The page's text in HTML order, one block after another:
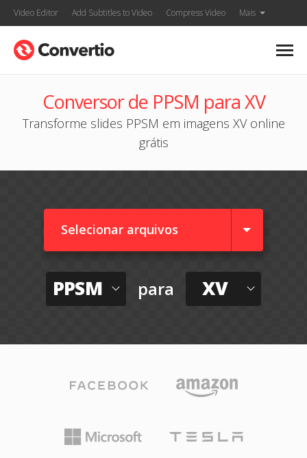
Video Editor Add Subtitles to Video Compress Video Mais
Conversor de PPSM para XV
Transforme slides PPSM em imagens XV online
grátis
Selecionar arquivos
PPSM para XV